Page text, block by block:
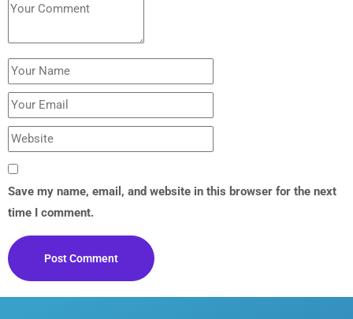
Save my name, email, and website in this browser for the next
time I comment.
Post Comment